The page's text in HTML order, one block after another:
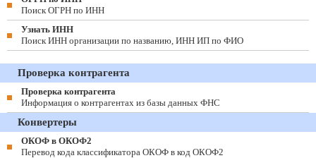
Поиск ОГРН по ИНН
Узнать ИНН
Поиск ИНН организации по названию, ИНН ИП по ФИО
Проверка контрагента
Проверка контрагента
Информация о контрагентах из базы данных ФНС
Конвертеры
ОКОФ в ОКОФ2
Перевод кода классификатора ОКОФ в код ОКОФ2